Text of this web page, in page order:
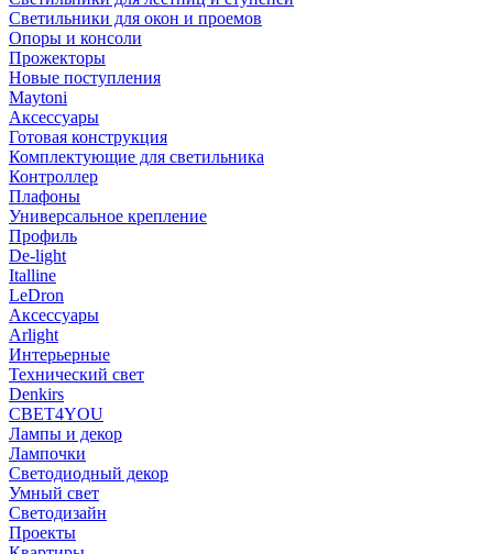
Светильники для окон и проемов
Опоры и консоли
Прожекторы
Новые поступления
Maytoni
Аксессуары
Готовая конструкция
Комплектующие для светильника
Контроллер
Плафоны
Универсальное крепление
Профиль
De-light
Italline
LeDron
Аксессуары
Arlight
Интерьерные
Технический свет
Denkirs
СВЕТ4YOU
Лампы и декор
Лампочки
Светодиодный декор
Умный свет
Светодизайн
Проекты